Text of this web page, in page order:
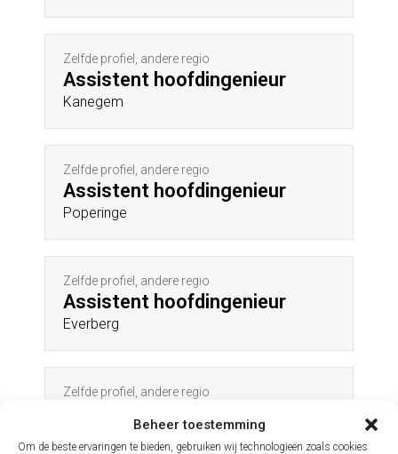
Beheer toestemming
Om de beste ervaringen te bieden, gebruiken wij technologieën zoals cookies
Zelfde profiel, andere regio
Assistent hoofdingenieur
Kanegem
Zelfde profiel, andere regio
Assistent hoofdingenieur
Poperinge
Zelfde profiel, andere regio
Assistent hoofdingenieur
Everberg
Zelfde profiel, andere regio